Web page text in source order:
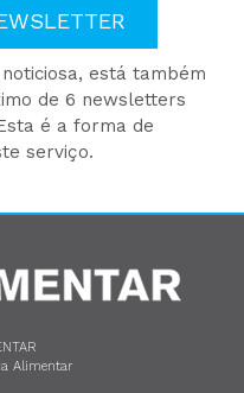
está também
de 6 newsletters
é a forma de
serviço.
Alimentar